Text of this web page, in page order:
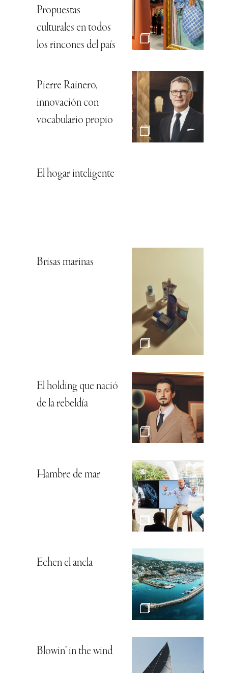
Propuestas
culturales en todos
los rincones del país
Pierre Rainero,
innovación con
vocabulario propio
El hogar inteligente
Brisas marinas
El holding que nació
de la rebeldía
Hambre de mar
Echen el ancla
Blowin’ in the wind